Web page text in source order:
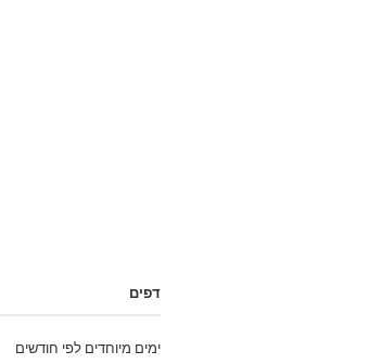
דפים
ימים מיוחדים לפי חודשים